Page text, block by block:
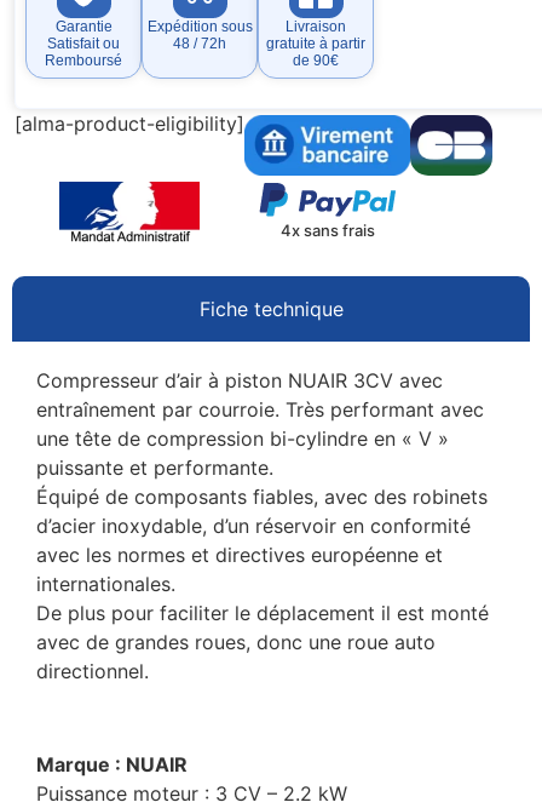
Garantie
Satisfait ou
Remboursé
Expédition sous
48 / 72h
Livraison
gratuite à partir
de 90€
[alma-product-eligibility]
4x sans frais
Fiche technique
Compresseur d’air à piston NUAIR 3CV avec
entraînement par courroie. Très performant avec
une tête de compression bi-cylindre en « V »
puissante et performante.
Équipé de composants fiables, avec des robinets
d’acier inoxydable, d’un réservoir en conformité
avec les normes et directives européenne et
internationales.
De plus pour faciliter le déplacement il est monté
avec de grandes roues, donc une roue auto
directionnel.
Marque : NUAIR
Puissance moteur : 3 CV – 2.2 kW